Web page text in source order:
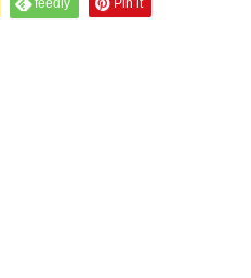
feedly Pin it